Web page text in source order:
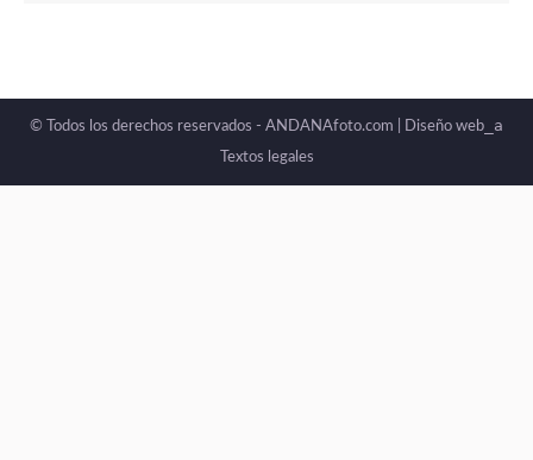
© Todos los derechos reservados - ANDANAfoto.com | Diseño web _a
Textos legales